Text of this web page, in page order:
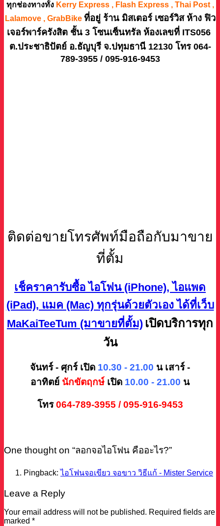
ทุกช่องทางทั้ง Kerry Express , Flash Express , Thai Post ,
Lalamove , GrabBike ที่อยู่ ร้าน มิสเตอร์ เซอร์วิส ห้าง ฟิว
เจอร์พาร์ครังสิต ชั้น 3 โซนเซ็นทรัล ห้องเลขที่ ITS056
ต.ประชาธิปัตย์ อ.ธัญบุรี จ.ปทุมธานี 12130 โทร 064-
789-3955 / 095-916-9453
ติดต่อขายโทรศัพท์มือถือกับมาขาย
ที่ตั้ม
เช็คราคารับซื้อ ไอโฟน (iPhone), ไอแพด
(iPad), แมค (Mac) ทุกรุ่นด้วยตัวเอง ได้ที่เว็บ
MaKaiTeeTum (มาขายที่ตั้ม) เปิดบริการทุก
วัน
จันทร์ - ศุกร์ เปิด 10.30 - 21.00 น เสาร์ -
อาทิตย์ นักขัตฤกษ์ เปิด 10.00 - 21.00 น
โทร064-789-3955 / 095-916-9453
One thought on “ลอกจอไอโฟน คืออะไร?”
Pingback:ไอโฟนจอเขียว จอขาว วิธีแก้ - Mister Service
Leave a Reply
Your email address will not be published. Required fields are
marked *